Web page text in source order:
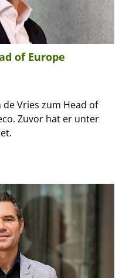
of Europe
Vries zum Head of
Zuvor hat er unter